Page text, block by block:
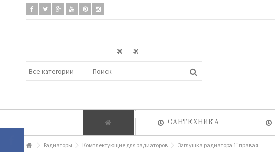
САНТЕХНИКА
Радиаторы Комплектующие для радиаторов Заглушка радиатора 1"правая